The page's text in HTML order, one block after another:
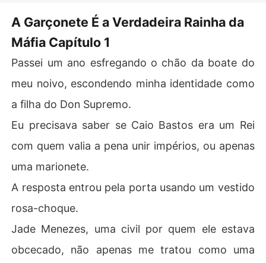
Jade Menezes, uma civil por quem ele estava obcecad
o, não apenas me tratou como uma empregada; ela deli
beradamente derramou um espresso fervente na minha
A dor era cegante, minha pele empolou na hora.
Fiz uma chamada de vídeo para o Caio, mostrando a qu
eimadura, esperando que ele fizesse valer o código do
Em vez disso, ao ver seus investidores o observando, el
Ele escolheu me sacrificar para salvar as aparências.
"Fica de joelhos", ele rugiu pelo alto-falante. "Peça perd
ão a ela. Mostre o respeito que ela merece."
A Garçonete É a Verdadeira Rainha da
Máfia Capítulo 1
Passei um ano esfregando o chão da boate do
meu noivo, escondendo minha identidade como
a filha do Don Supremo.
Eu precisava saber se Caio Bastos era um Rei
com quem valia a pena unir impérios, ou apenas
uma marionete.
A resposta entrou pela porta usando um vestido
rosa-choque.
Jade Menezes, uma civil por quem ele estava
obcecado, não apenas me tratou como uma